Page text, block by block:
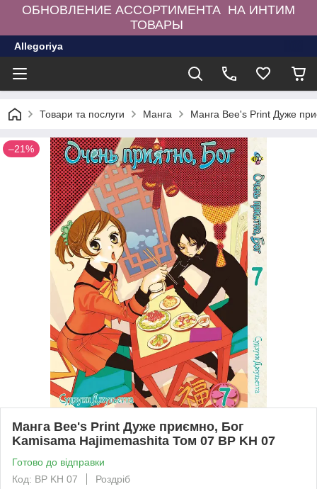
ОБНОВЛЕНИЕ АССОРТИМЕНТА НА ИНТИМ
ТОВАРЫ
Allegoriya
Товари та послуги Манга Манга Bee's Print Дуже
–21%
Манга Bee's Print Дуже приємно, Бог
Kamisama Hajimemashita Том 07 BP KH 07
Готово до відправки
Код: BP KH 07
Роздріб